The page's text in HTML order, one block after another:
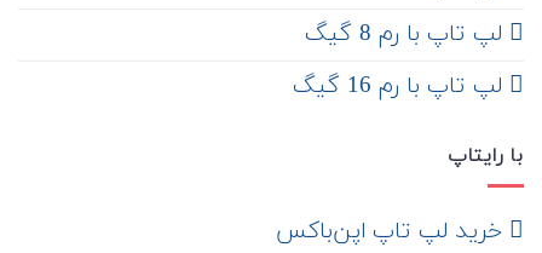
لپ تاپ با رم 8 گیگ
لپ تاپ با رم 16 گیگ
با رایتاپ
‌ خرید لپ تاپ اپن‌باکس